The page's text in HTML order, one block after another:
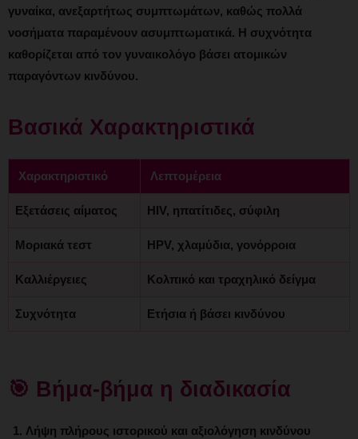
γυναίκα, ανεξαρτήτως συμπτωμάτων, καθώς πολλά
νοσήματα παραμένουν ασυμπτωματικά. Η συχνότητα
καθορίζεται από τον γυναικολόγο βάσει ατομικών
παραγόντων κινδύνου.
Βασικά Χαρακτηριστικά
Χαρακτηριστικό Λεπτομέρεια
Εξετάσεις αίματος HIV, ηπατίτιδες, σύφιλη
Μοριακά τεστ HPV, χλαμύδια, γονόρροια
Καλλιέργειες Κολπικό και τραχηλικό δείγμα
Συχνότητα Ετήσια ή βάσει κινδύνου
🎯 Βήμα-βήμα η διαδικασία
Λήψη πλήρους ιστορικού και αξιολόγηση κινδύνου